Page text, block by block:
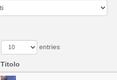
entries
Titolo